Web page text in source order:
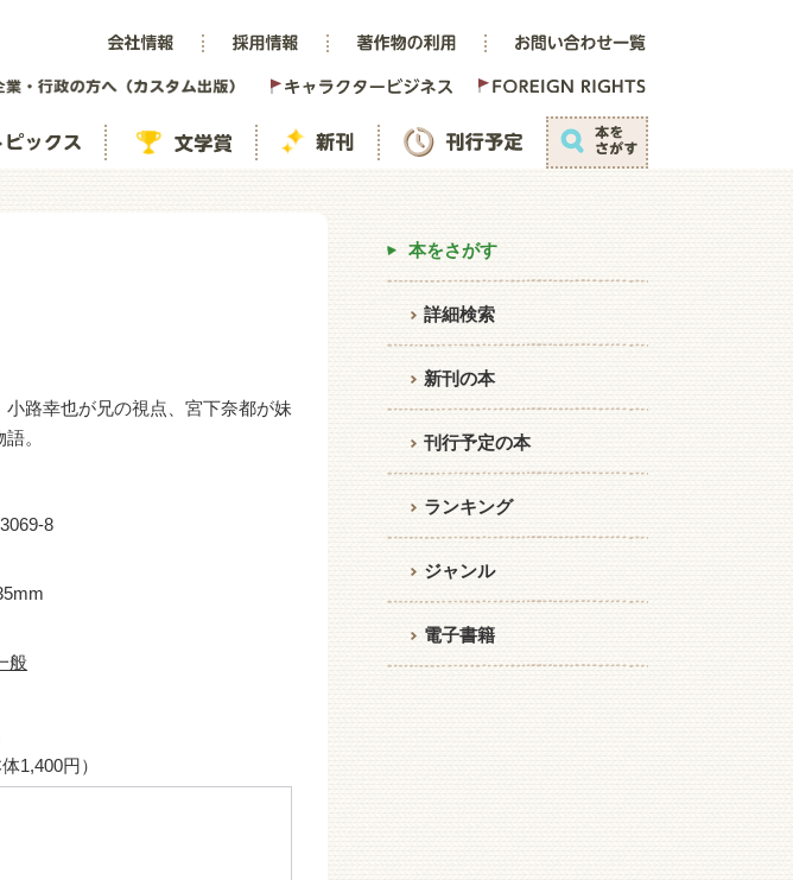
路幸也が兄の視点、宮下奈都が妹
。
8
般
1,400円）
本をさがす
詳細検索
新刊の本
刊行予定の本
ランキング
ジャンル
電子書籍